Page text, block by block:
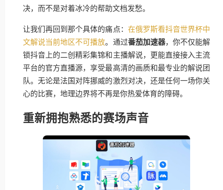
决，而不是对着冰冷的帮助文档发愁。
让我们再回到那个具体的痛点： 在俄罗斯看抖音世界杯中
文解说当前地区不可播放。通过番茄加速器，你不仅能解
锁抖音上的二创精彩集锦和主播解说，更能直接接入主流
平台的官方直播源，享受最高清的画质和最专业的解说团
队。无论是法国对阵挪威的激烈对决，还是任何一场你关
心的比赛，地理边界将不再是你热爱体育的障碍。
重新拥抱熟悉的赛场声音